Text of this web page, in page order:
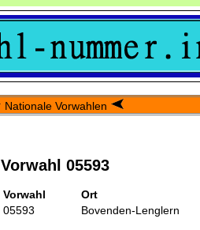
Nationale Vorwahlen
Vorwahl 05593
Vorwahl
Ort
05593
Bovenden-Lenglern